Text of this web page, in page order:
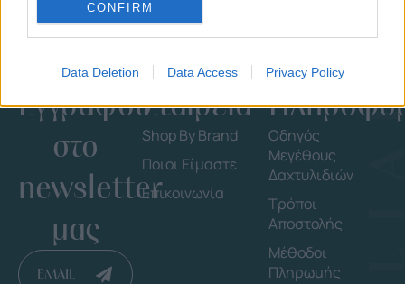
CONFIRM
Data Deletion Data Access Privacy Policy
Εγγράψου
στο
newsletter
μας
EMAIL
Εταιρεία
Shop By Brand
Ποιοι Είμαστε
Επικοινωνία
Οδηγός
Μεγέθους
Δαχτυλιδιών
Τρόποι
Αποστολής
Μέθοδοι
Πληρωμής